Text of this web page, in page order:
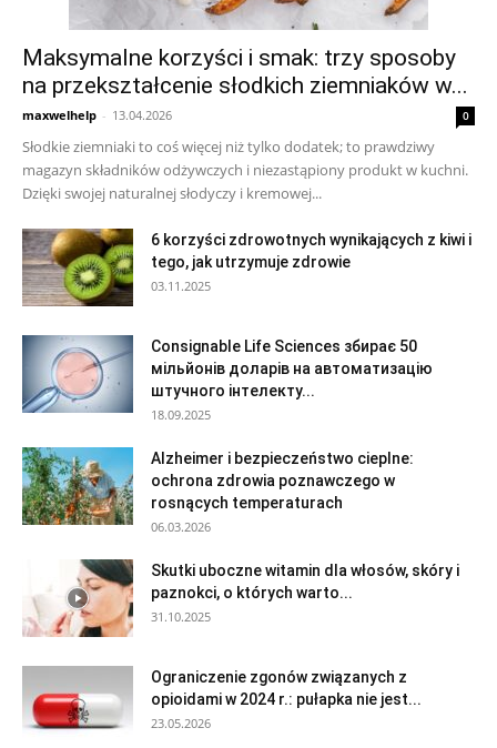
Maksymalne korzyści i smak: trzy sposoby
na przekształcenie słodkich ziemniaków w...
maxwelhelp - 13.04.2026 0
Słodkie ziemniaki to coś więcej niż tylko dodatek; to prawdziwy
magazyn składników odżywczych i niezastąpiony produkt w kuchni.
Dzięki swojej naturalnej słodyczy i kremowej...
6 korzyści zdrowotnych wynikających z kiwi i
tego, jak utrzymuje zdrowie
03.11.2025
Consignable Life Sciences збирає 50
мільйонів доларів на автоматизацію
штучного інтелекту...
18.09.2025
Alzheimer i bezpieczeństwo cieplne:
ochrona zdrowia poznawczego w
rosnących temperaturach
06.03.2026
Skutki uboczne witamin dla włosów, skóry i
paznokci, o których warto...
31.10.2025
Ograniczenie zgonów związanych z
opioidami w 2024 r.: pułapka nie jest...
23.05.2026